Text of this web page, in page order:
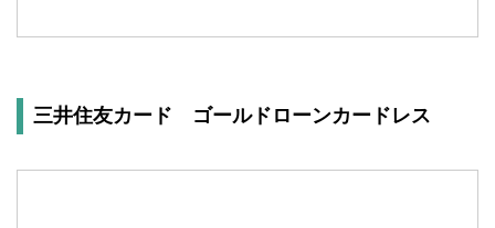
三井住友カード ゴールドローンカードレス